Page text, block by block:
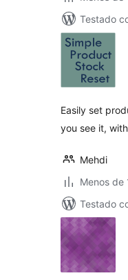
Testado
Easily set
you see it,
Mehdi
Menos de
Testado